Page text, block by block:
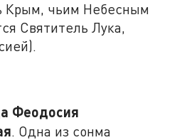
Крым, чьим Небесным
Святитель Лука,
Феодосия
. Одна из сонма